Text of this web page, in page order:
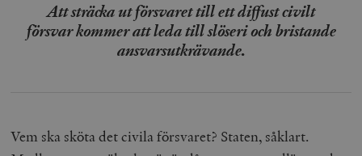
Att sträcka ut försvaret till ett diffust civilt
försvar kommer att leda till slöseri och bristande
ansvarsutkrävande.
Vem ska sköta det civila försvaret? Staten, såklart.